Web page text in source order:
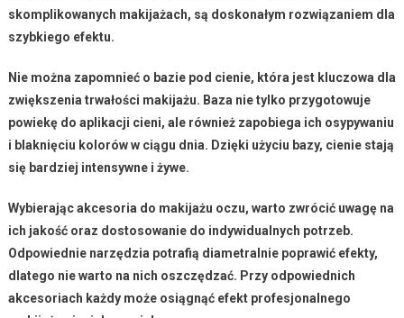
skomplikowanych makijażach, są doskonałym rozwiązaniem dla
szybkiego efektu.
Nie można zapomnieć o bazie pod cienie, która jest kluczowa dla
zwiększenia trwałości makijażu. Baza nie tylko przygotowuje
powiekę do aplikacji cieni, ale również zapobiega ich osypywaniu
i blaknięciu kolorów w ciągu dnia. Dzięki użyciu bazy, cienie stają
się bardziej intensywne i żywe.
Wybierając akcesoria do makijażu oczu, warto zwrócić uwagę na
ich jakość oraz dostosowanie do indywidualnych potrzeb.
Odpowiednie narzędzia potrafią diametralnie poprawić efekty,
dlatego nie warto na nich oszczędzać. Przy odpowiednich
akcesoriach każdy może osiągnąć efekt profesjonalnego